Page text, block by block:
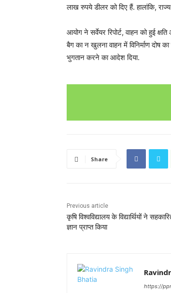
लाख रुपये डीलर को दिए हैं. हालांकि,
आयोग ने सर्वेयर रिपोर्ट, वाहन को हुई
बैग का न खुलना वाहन में विनिर्माण
भुगतान करने का आदेश दिया.
Share
Previous article
कृषि विश्वविद्यालय के विद्यार्थियों ने
ज्ञान प्राप्त किया
https://